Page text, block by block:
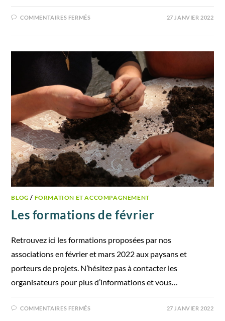
COMMENTAIRES FERMÉS 27 JANVIER 2022
BLOG / FORMATION ET ACCOMPAGNEMENT
Les formations de février
Retrouvez ici les formations proposées par nos
associations en février et mars 2022 aux paysans et
porteurs de projets. N’hésitez pas à contacter les
organisateurs pour plus d’informations et vous…
COMMENTAIRES FERMÉS 27 JANVIER 2022